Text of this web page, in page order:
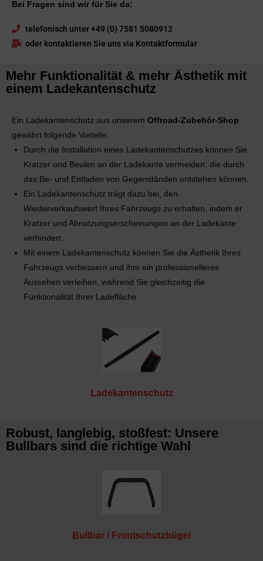
Bei Fragen sind wir für Sie da:
telefonisch unter +49 (0) 7581 5080912
oder kontaktieren Sie uns via Kontaktformular
Mehr Funktionalität & mehr Ästhetik mit
einem Ladekantenschutz
Ein Ladekantenschutz aus unserem Offroad-Zubehör-Shop
gewährt folgende Vorteile:
Durch die Installation eines Ladekantenschutzes können Sie
Kratzer und Beulen an der Ladekante vermeiden, die durch
das Be- und Entladen von Gegenständen entstehen können.
Ein Ladekantenschutz trägt dazu bei, den
Wiederverkaufswert Ihres Fahrzeugs zu erhalten, indem er
Kratzer und Abnutzungserscheinungen an der Ladekante
verhindert.
Mit einem Ladekantenschutz können Sie die Ästhetik Ihres
Fahrzeugs verbessern und ihm ein professionelleres
Aussehen verleihen, während Sie gleichzeitig die
Funktionalität Ihrer Ladefläche
Ladekantenschutz
Robust, langlebig, stoßfest: Unsere
Bullbars sind die richtige Wahl
Bullbar / Frontschutzbügel